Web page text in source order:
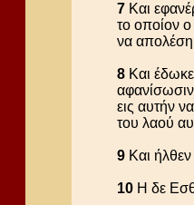
7 Και
το οποίον
να
8 Και
εις αυτήν
του λαού
9 Και
10 Η δε